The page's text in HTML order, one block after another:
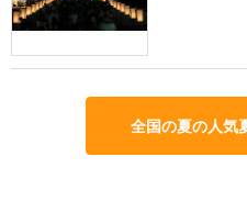
全国の夏の人気